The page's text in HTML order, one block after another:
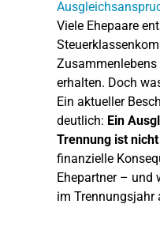
Viele Ehepaare
erhalten. Doch
Ein aktueller
deutlich: Ein
Trennung ist
finanzielle
Ehepartner – und
im Trennungsjahr